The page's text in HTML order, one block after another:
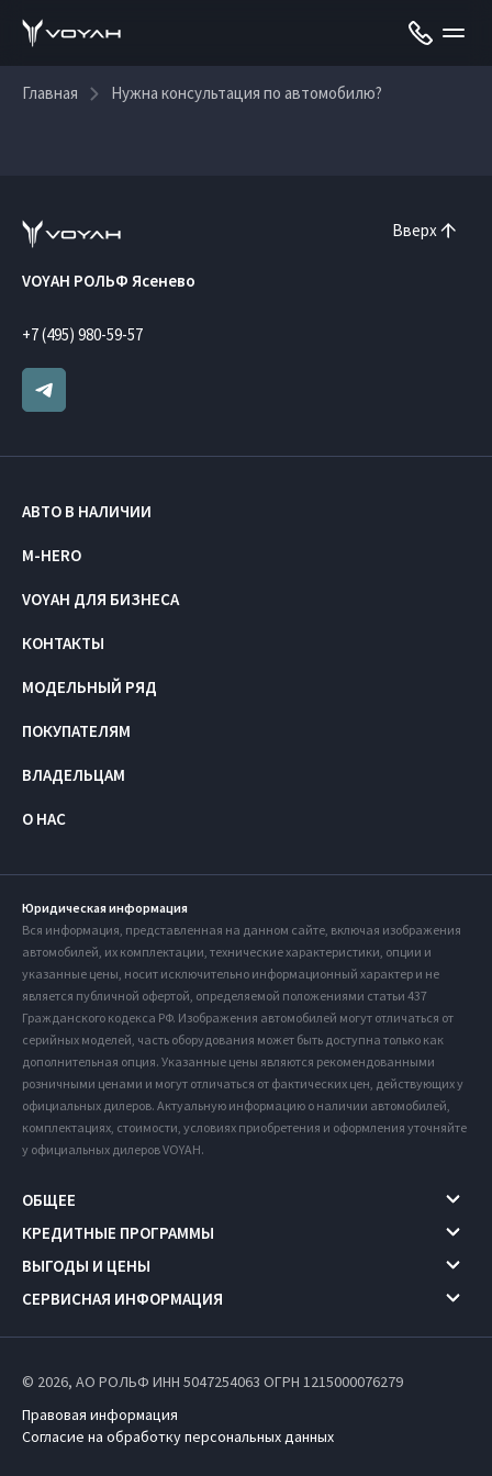
Главная Нужна консультация по автомобилю?
Вверх
VOYAH РОЛЬФ Ясенево
+7 (495) 980-59-57
АВТО В НАЛИЧИИ
M-HERO
VOYAH ДЛЯ БИЗНЕСА
КОНТАКТЫ
МОДЕЛЬНЫЙ РЯД
ПОКУПАТЕЛЯМ
ВЛАДЕЛЬЦАМ
О НАС
Юридическая информация
Вся информация, представленная на данном сайте, включая изображения
автомобилей, их комплектации, технические характеристики, опции и
указанные цены, носит исключительно информационный характер и не
является публичной офертой, определяемой положениями статьи 437
Гражданского кодекса РФ. Изображения автомобилей могут отличаться от
серийных моделей, часть оборудования может быть доступна только как
дополнительная опция. Указанные цены являются рекомендованными
розничными ценами и могут отличаться от фактических цен, действующих у
официальных дилеров. Актуальную информацию о наличии автомобилей,
комплектациях, стоимости, условиях приобретения и оформления уточняйте
у официальных дилеров VOYAH.
ОБЩЕЕ
КРЕДИТНЫЕ ПРОГРАММЫ
ВЫГОДЫ И ЦЕНЫ
СЕРВИСНАЯ ИНФОРМАЦИЯ
© 2026, АО РОЛЬФ ИНН 5047254063 ОГРН 1215000076279
Правовая информация
Согласие на обработку персональных данных